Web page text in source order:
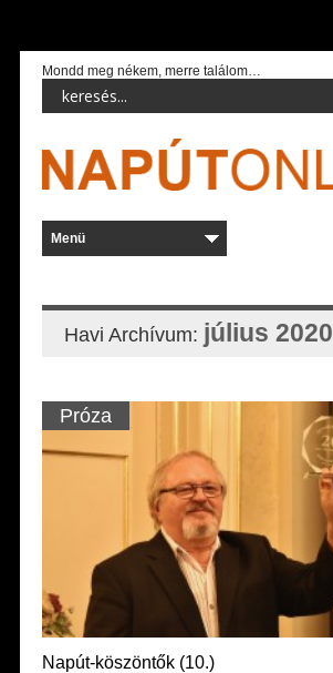
Mondd meg nékem, merre találom…
Havi Archívum: július 2020
Próza
Napút-köszöntők (10.)